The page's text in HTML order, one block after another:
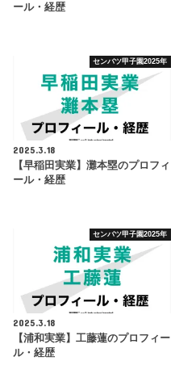
ール・経歴
センバツ甲子園2025年
2025.3.18
【早稲田実業】灘本塁のプロフィ
ール・経歴
センバツ甲子園2025年
2025.3.18
【浦和実業】工藤蓮のプロフィー
ル・経歴